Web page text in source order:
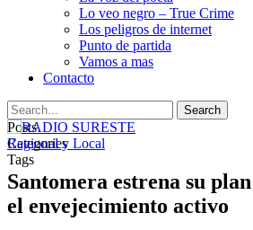
Lo veo negro – True Crime
Los peligros de internet
Punto de partida
Vamos a mas
Contacto
Posts
Categories
Tags
Regional y Local
Santomera estrena su
el envejecimiento activo